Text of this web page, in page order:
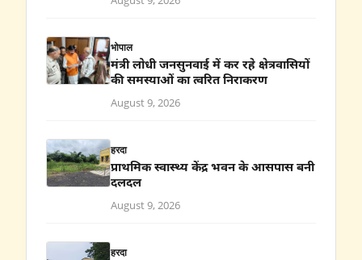
भोपाल
मंत्री लोधी जनसुनवाई में कर रहे क्षेत्रवासियों
की समस्याओं का त्वरित निराकरण
August 9, 2026
हरदा
प्राथमिक स्वास्थ्य केंद्र भवन के आसपास बनी
दलदल
August 9, 2026
हरदा